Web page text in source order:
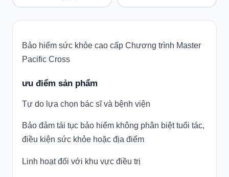
Bảo hiểm sức khỏe cao cấp Chương trình Master
Pacific Cross
ưu điểm sản phẩm
Tự do lựa chọn bác sĩ và bệnh viện
Bảo đảm tái tục bảo hiểm không phân biệt tuổi tác,
điều kiện sức khỏe hoặc địa điểm
Linh hoạt đối với khu vực điều trị